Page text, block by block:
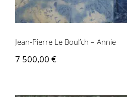
Jean-Pierre Le Boul’ch – Annie
7 500,00 €